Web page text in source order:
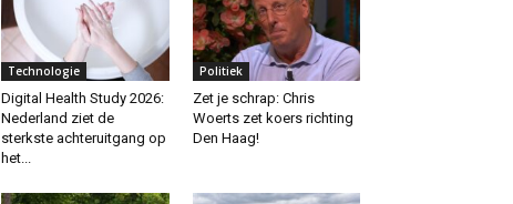
Technologie
Digital Health Study 2026:
Nederland ziet de
sterkste achteruitgang op
het...
Politiek
Zet je schrap: Chris
Woerts zet koers richting
Den Haag!